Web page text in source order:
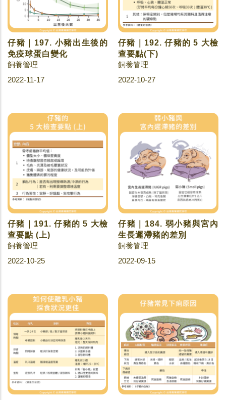
仔豬｜197. 小豬出生後的
免疫球蛋白變化
飼養管理
2022-11-17
仔豬｜192. 仔豬的 5 大檢
查要點(下)
飼養管理
2022-10-27
仔豬｜191. 仔豬的 5 大檢
查要點 (上)
飼養管理
2022-10-25
仔豬｜184. 弱小豬與宮內
生長遲滯豬的差別
飼養管理
2022-09-15